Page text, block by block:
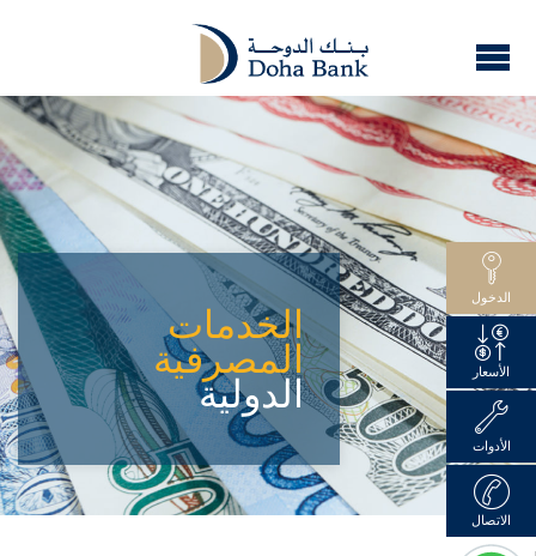
الخدمات
المصرفية
الدولية
الدخول
الأسعار
الأدوات
الاتصال